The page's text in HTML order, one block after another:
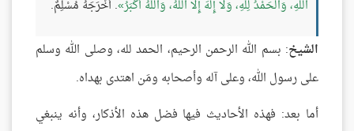
اللَّهِ، وَالْحَمْدُ لِلَّهِ، وَلَا إِلَهَ إِلَّا اللَّهُ، وَاللَّهُ أَكْبَرُ . أَخْرَجَهُ مُسْلِمٌ.
الشيخ: بسم الله الرحمن الرحيم، الحمد لله، وصلى الله وسلم
على رسول الله، وعلى آله وأصحابه ومَن اهتدى بهداه.
أما بعد: فهذه الأحاديث فيها فضل هذه الأذكار، وأنه ينبغي